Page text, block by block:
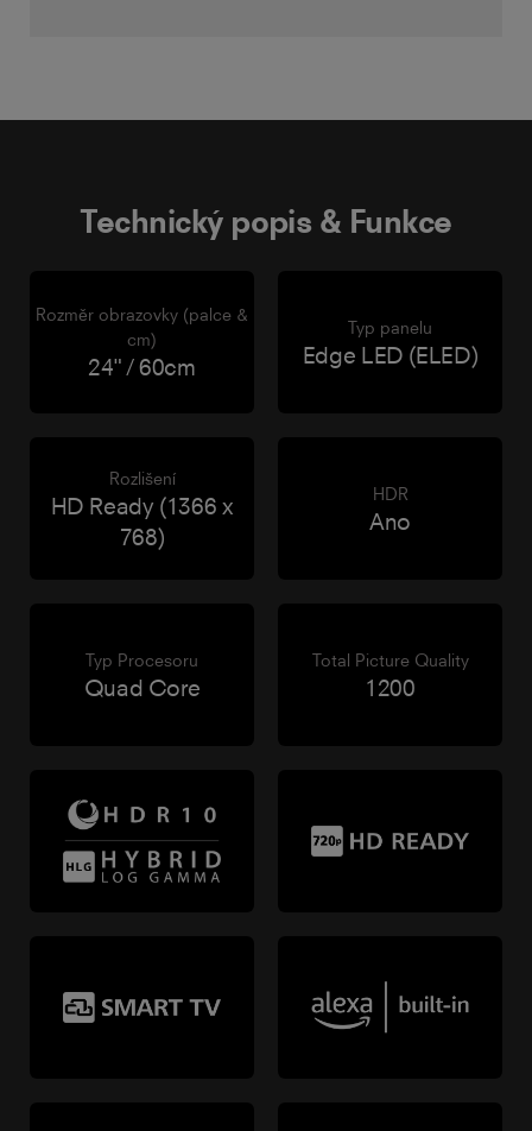
Technický popis & Funkce
Rozměr obrazovky (palce &
cm)
24" / 60cm
Typ panelu
Edge LED (ELED)
Rozlišení
HD Ready (1366 x
768)
HDR
Ano
Typ Procesoru
Quad Core
Total Picture Quality
1200